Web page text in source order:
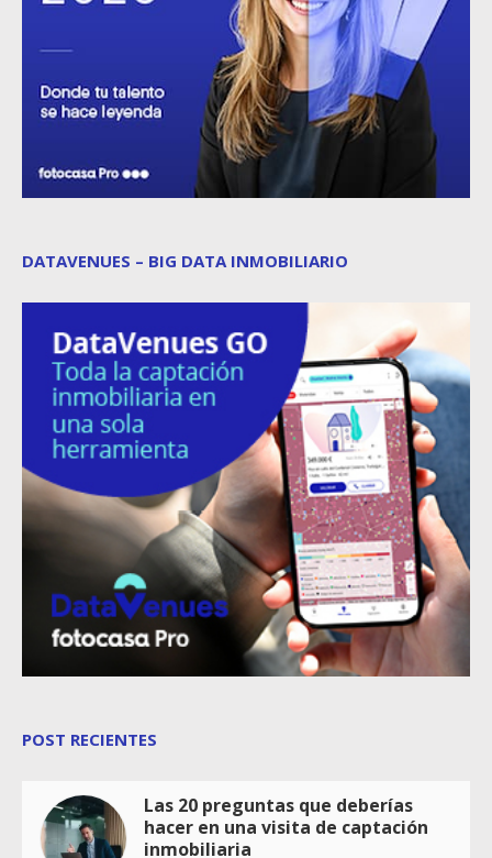
DATAVENUES – BIG DATA INMOBILIARIO
POST RECIENTES
Las 20 preguntas que deberías
hacer en una visita de captación
inmobiliaria